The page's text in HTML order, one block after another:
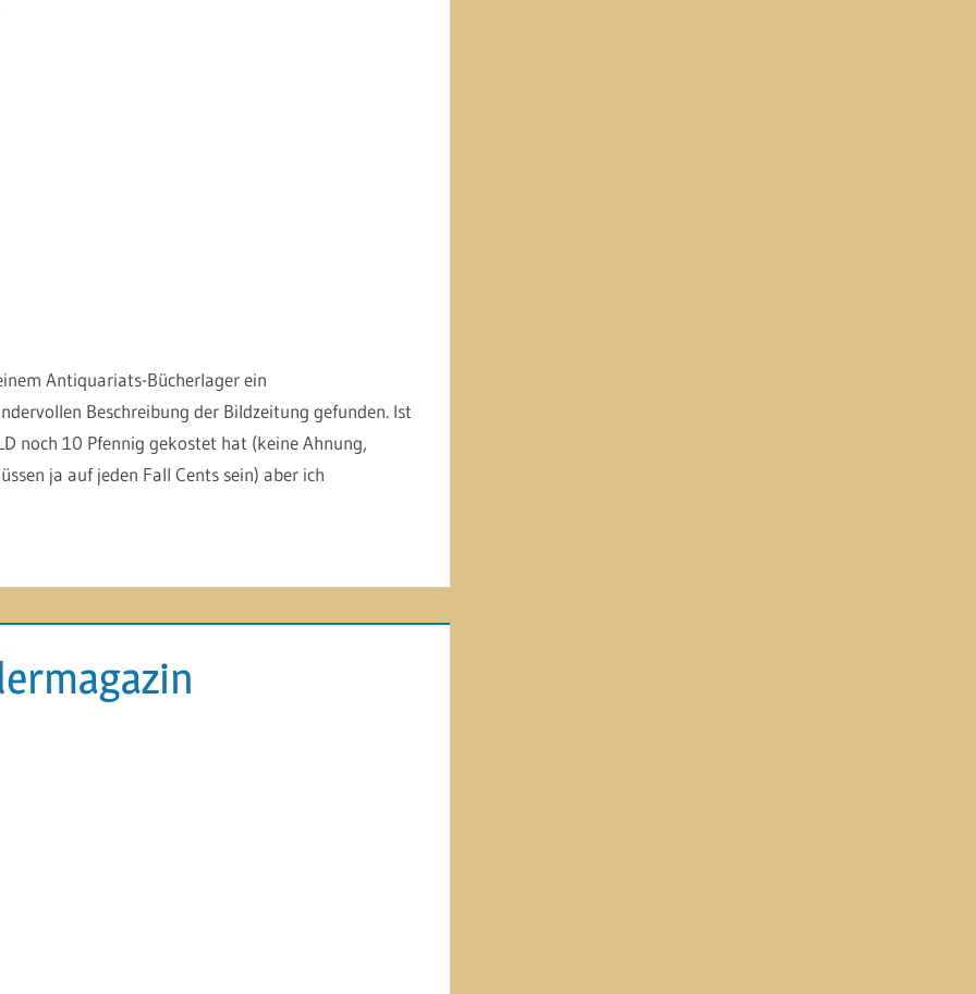
Antiquariats-Bücherlager ein
Beschreibung der Bildzeitung gefunden. Ist
noch 10 Pfennig gekostet hat (keine Ahnung,
ja auf jeden Fall Cents sein) aber ich